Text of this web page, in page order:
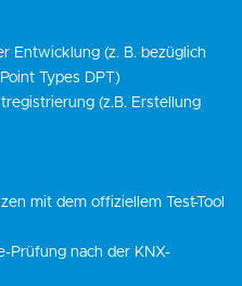
Entwicklung (z. B. bezüglich
Types DPT)
(z.B. Erstellung
mit dem offiziellem Test-Tool
Prüfung nach der KNX-